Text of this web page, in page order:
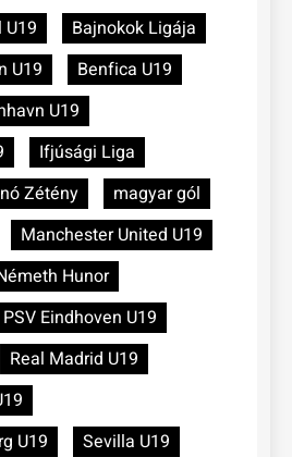
U19
Bajnokok Ligája
U19
Benfica U19
U19
Ifjúsági Liga
Zétény
magyar gól
Manchester United U19
Hunor
PSV Eindhoven U19
Real Madrid U19
U19
Sevilla U19